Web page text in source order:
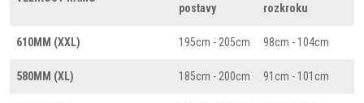
postavy
rozkroku
610MM (XXL) 195cm - 205cm 98cm - 104cm
580MM (XL) 185cm - 200cm 91cm - 101cm